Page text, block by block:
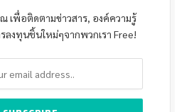
เพื่อติดตามข่าวสาร, องค์ความรู้
ลงทุนชิ้นใหม่ๆจากพวกเรา Free!